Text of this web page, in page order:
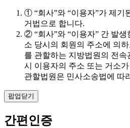
① “회사”와 “이용자”가 제기
거법으로 합니다.
② “회사”와 “이용자” 간 발생
소 당시의 회원의 주소에 의
를 관할하는 지방법원의 전
시 이용자의 주소 또는 거소
관할법원은 민사소송법에 따
팝업닫기
간편인증